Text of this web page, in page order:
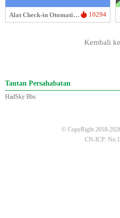
Alat Check-in Otomatis HadSky 10294
Kembali
Tautan Persahabatan
HadSky Bbs
© CopyRight 2018-
CN-ICP: